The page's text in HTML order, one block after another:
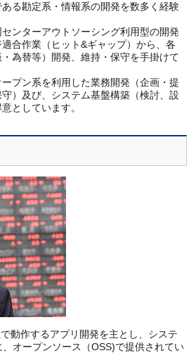
る勘定系・情報系の開発を数多く経験
ンターアウトソーシング利用型の開発
合作業（ヒット&ギャップ）から、各
為替等）開発、維持・保守を手掛けて
プン系を利用した業務開発（企画・提
）及び、システム基盤構築（検討、設
としています。
動作するアプリ開発を主とし、システ
オープンソース（OSS)で提供されてい